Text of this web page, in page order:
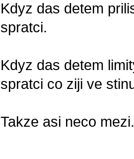
Kdyz das detem
spratci.
Kdyz das detem
spratci co ziji ve
Takze asi neco mezi.